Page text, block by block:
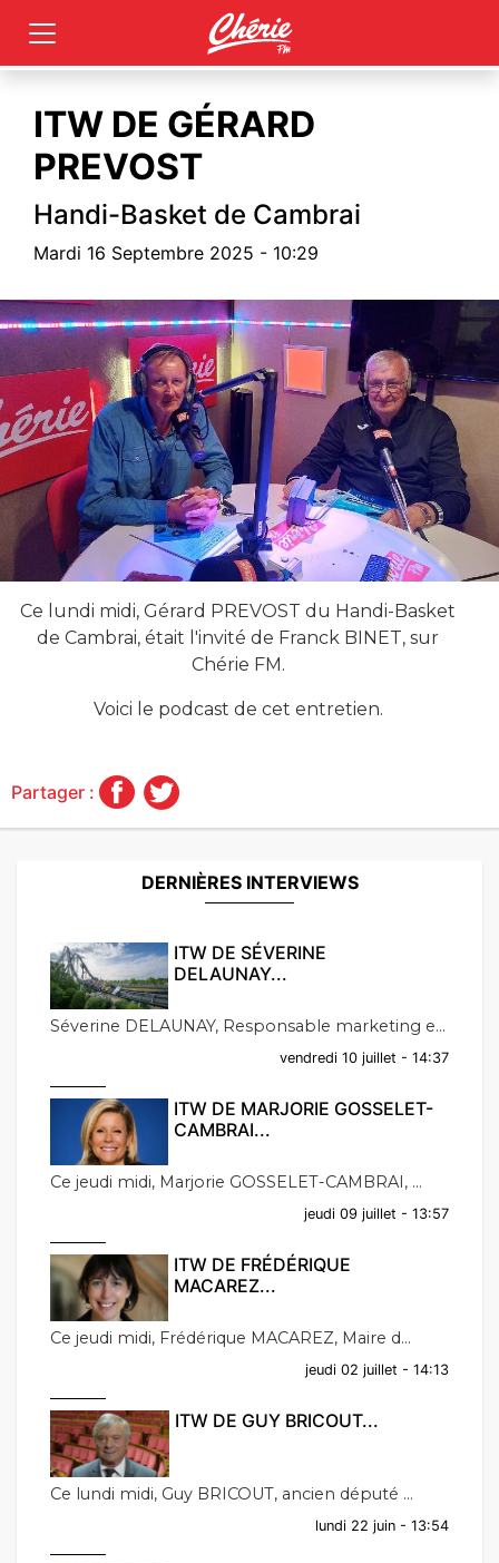
ITW DE GÉRARD
PREVOST
Handi-Basket de Cambrai
Mardi 16 Septembre 2025 - 10:29
Ce lundi midi, Gérard PREVOST du Handi-Basket
de Cambrai, était l'invité de Franck BINET, sur
Chérie FM.
Voici le podcast de cet entretien.
Partager :
DERNIÈRES INTERVIEWS
ITW DE SÉVERINE
DELAUNAY...
Séverine DELAUNAY, Responsable marketing e...
vendredi 10 juillet - 14:37
ITW DE MARJORIE GOSSELET-
CAMBRAI...
Ce jeudi midi, Marjorie GOSSELET-CAMBRAI, ...
jeudi 09 juillet - 13:57
ITW DE FRÉDÉRIQUE
MACAREZ...
Ce jeudi midi, Frédérique MACAREZ, Maire d...
jeudi 02 juillet - 14:13
ITW DE GUY BRICOUT...
Ce lundi midi, Guy BRICOUT, ancien député ...
lundi 22 juin - 13:54